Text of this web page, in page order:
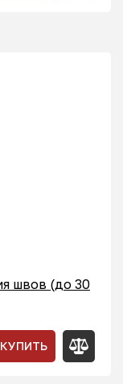
швов (до 30
КУПИТЬ